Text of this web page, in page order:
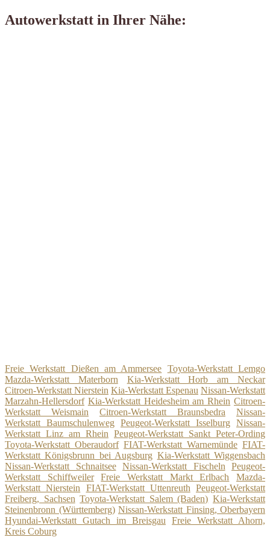
Autowerkstatt in Ihrer Nähe:
Freie Werkstatt Dießen am Ammersee Toyota-Werkstatt Lemgo
Mazda-Werkstatt Materborn
Kia-Werkstatt Horb am Neckar
Citroen-Werkstatt Nierstein Kia-Werkstatt Espenau Nissan-Werkstatt
Marzahn-Hellersdorf Kia-Werkstatt Heidesheim am Rhein Citroen-
Werkstatt Weismain
Citroen-Werkstatt Braunsbedra
Nissan-
Werkstatt Baumschulenweg Peugeot-Werkstatt Isselburg Nissan-
Werkstatt Linz am Rhein Peugeot-Werkstatt Sankt Peter-Ording
Toyota-Werkstatt Oberaudorf FIAT-Werkstatt Warnemünde FIAT-
Werkstatt Königsbrunn bei Augsburg Kia-Werkstatt Wiggensbach
Nissan-Werkstatt Schnaitsee
Nissan-Werkstatt Fischeln
Peugeot-
Werkstatt Schiffweiler
Freie Werkstatt Markt Erlbach
Mazda-
Werkstatt Nierstein
FIAT-Werkstatt Uttenreuth Peugeot-Werkstatt
Freiberg, Sachsen Toyota-Werkstatt Salem (Baden) Kia-Werkstatt
Steinenbronn (Württemberg) Nissan-Werkstatt Finsing, Oberbayern
Hyundai-Werkstatt Gutach im Breisgau
Freie Werkstatt Ahorn,
Kreis Coburg